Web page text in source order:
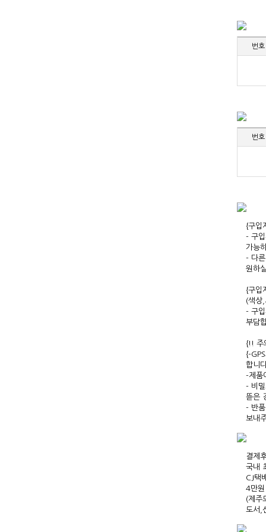
번호
번호
{구입
- 구
가능
- 다
원하
{구입
(색상
- 구
부담
{!! 주
{-
합니
-제품
- 비
뜯은
- 반
보내
결제
국내
CJ택
4만원
(제주
도서,